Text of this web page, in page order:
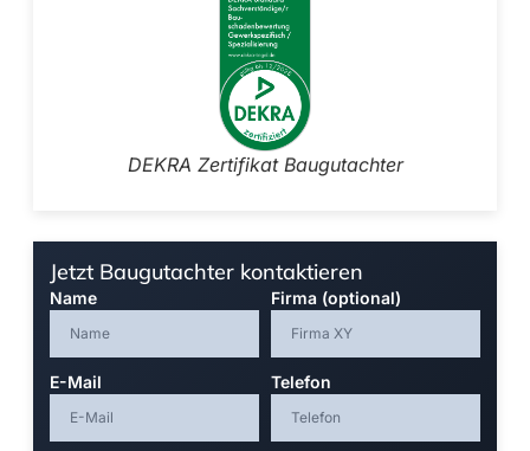
DEKRA Zertifikat Baugutachter
Jetzt Baugutachter kontaktieren
Name Firma (optional)
E-Mail Telefon